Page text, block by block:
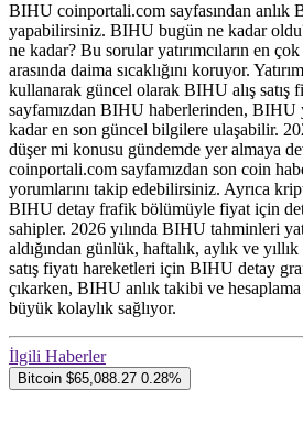
BIHU coinportali.com sayfasından anlık
yapabilirsiniz. BIHU bugün ne kadar
ne kadar? Bu sorular yatırımcıların en
arasında daima sıcaklığını koruyor.
kullanarak güncel olarak BIHU alış satış
sayfamızdan BIHU haberlerinden, BIHU
kadar en son güncel bilgilere ulaşabilir.
düşer mi konusu gündemde yer almaya
coinportali.com sayfamızdan son coin
yorumlarını takip edebilirsiniz. Ayrıca
BIHU detay frafik bölümüyle fiyat için
sahipler. 2026 yılında BIHU tahminleri
aldığından günlük, haftalık, aylık ve
satış fiyatı hareketleri için BIHU detay
çıkarken, BIHU anlık takibi ve
büyük kolaylık sağlıyor.
İlgili Haberler
Bitcoin $65,088.27 0.28%